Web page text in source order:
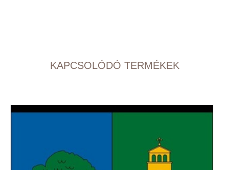
KAPCSOLÓDÓ TERMÉKEK